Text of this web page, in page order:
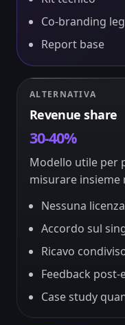
Co-branding
Report base
ALTERNATIVA
Revenue share
30-40%
Modello utile per
misurare insieme
Nessuna
Accordo sul
Ricavo
Feedback post-
Case study